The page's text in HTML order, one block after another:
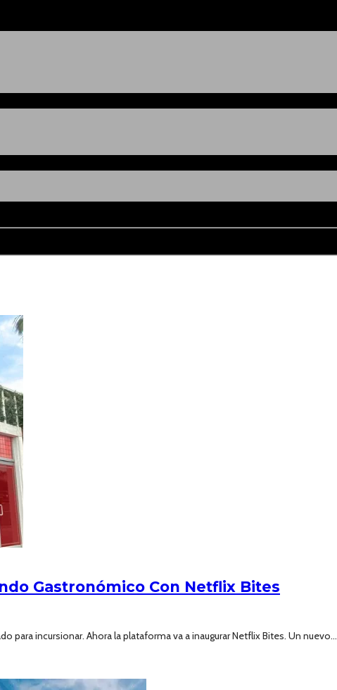
Gastronómico Con Netflix Bites
para incursionar. Ahora la plataforma va a inaugurar Netflix Bites. Un nuevo...